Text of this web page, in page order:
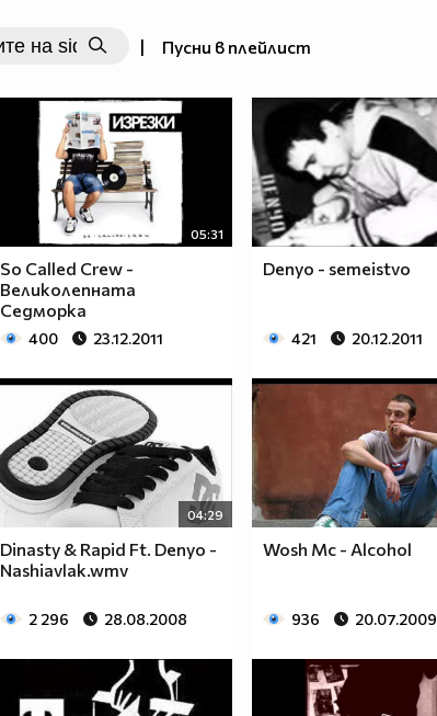
| Пусни в плейлист
05:31
So Called Crew -
Великолепната
Седморка
400 23.12.2011
Denyo - semeistvo
421 20.12.2011
04:29
Dinasty & Rapid Ft. Denyo -
Nashiavlak.wmv
2 296 28.08.2008
Wosh Mc - Alcohol
936 20.07.2009